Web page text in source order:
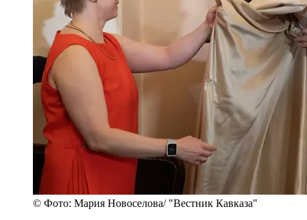
© Фото: Мария Новоселова/ "Вестник Кавказа"